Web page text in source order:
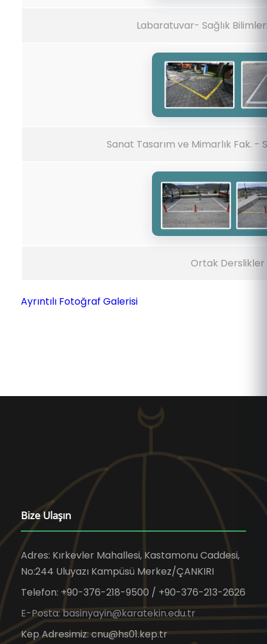
Labaratuvar- Sağlık
Sanat Tasarım ve Mimarlık Fak. -
Ortak Derslikler
Ayrıntılı Fotoğraf Galerisi
Bize Ulaşın
Adres: Kırkevler Mahallesi, Kastamonu Caddesi,
No:244 Uluyazı Kampüsü Merkez/ÇANKIRI
Telefon: +90-376-218-9500 / +90-376-213-2626
E-Posta: basinyayin@karatekin.edu.tr
Kep Adresimiz: cnu@hs01.kep.tr